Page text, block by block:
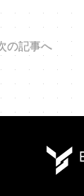
の記事へ